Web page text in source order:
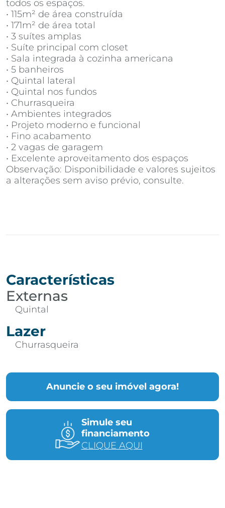
todos os espaços.
• 115m² de área construída
• 171m² de área total
• 3 suítes amplas
• Suíte principal com closet
• Sala integrada à cozinha americana
• 5 banheiros
• Quintal lateral
• Quintal nos fundos
• Churrasqueira
• Ambientes integrados
• Projeto moderno e funcional
• Fino acabamento
• 2 vagas de garagem
• Excelente aproveitamento dos espaços
Observação: Disponibilidade e valores sujeitos
a alterações sem aviso prévio, consulte.
Anuncie o seu imóvel agora!
Simule seu
financiamento
CLIQUE AQUI
Características
Externas
Quintal
Lazer
Churrasqueira